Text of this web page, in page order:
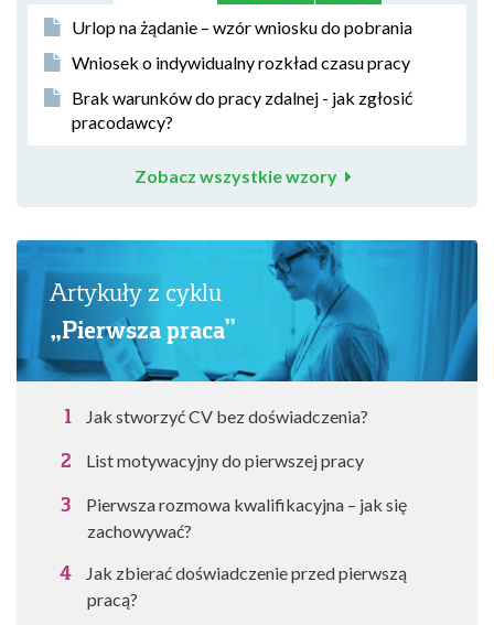
Urlop na żądanie – wzór wniosku do pobrania
Wniosek o indywidualny rozkład czasu pracy
Brak warunków do pracy zdalnej - jak zgłosić
pracodawcy?
Zobacz wszystkie wzory
Artykuły z cyklu
„Pierwsza praca”
Jak stworzyć CV bez doświadczenia?
List motywacyjny do pierwszej pracy
Pierwsza rozmowa kwalifikacyjna – jak się
zachowywać?
Jak zbierać doświadczenie przed pierwszą
pracą?